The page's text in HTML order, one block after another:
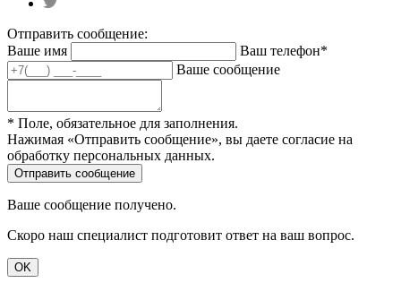
Отправить сообщение:
Ваше имя
Ваш телефон*
Ваше сообщение
* Поле, обязательное для заполнения.
Нажимая «Отправить сообщение», вы даете согласие на
обработку персональных данных.
Ваше сообщение получено.
Скоро наш специалист подготовит ответ на ваш вопрос.
OK